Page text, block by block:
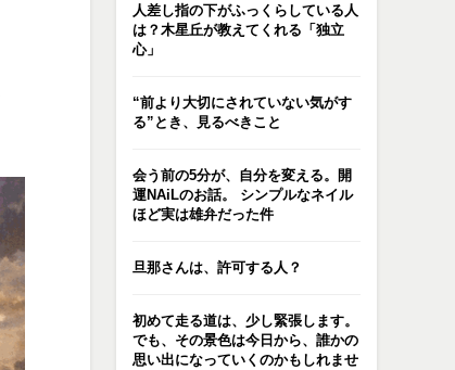
人差し指の下がふっくらしている人
は？木星丘が教えてくれる「独立
心」
“前より大切にされていない気がす
る”とき、見るべきこと
会う前の5分が、自分を変える。開
運NAiLのお話。 シンプルなネイル
ほど実は雄弁だった件
旦那さんは、許可する人？
初めて走る道は、少し緊張します。
でも、その景色は今日から、誰かの
思い出になっていくのかもしれませ